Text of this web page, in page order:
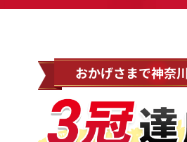
おかげさまで神奈